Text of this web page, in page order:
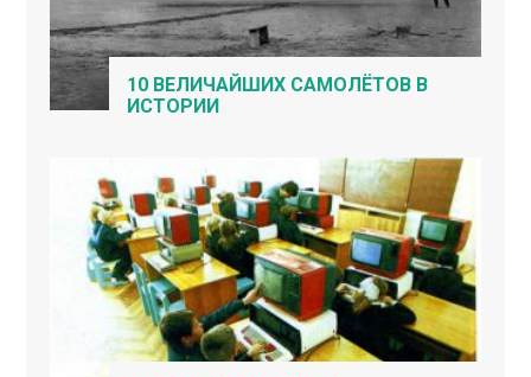
10 ВЕЛИЧАЙШИХ САМОЛЁТОВ В
ИСТОРИИ